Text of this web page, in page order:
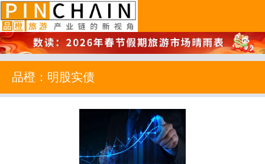
品橙旅游
品橙：明股实债